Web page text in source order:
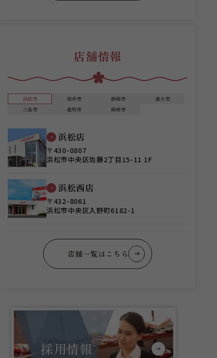
店舗情報
浜松市 袋井市 静岡市
富士市
三島市
豊明市 岡崎市
浜松店
〒430-0807
浜松市中央区佐藤2丁目15-11 1F
浜松西店
〒432-8061
浜松市中央区入野町6182-1
店舗一覧はこちら
採用情報